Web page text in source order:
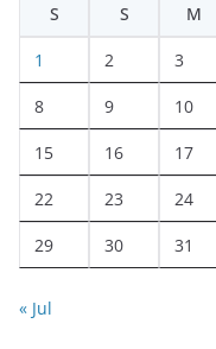
S
S M
1 2 3
8 9 10
15 16 17
22 23 24
29 30 31
« Jul